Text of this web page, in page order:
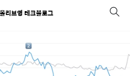
올리브영 테크블로그